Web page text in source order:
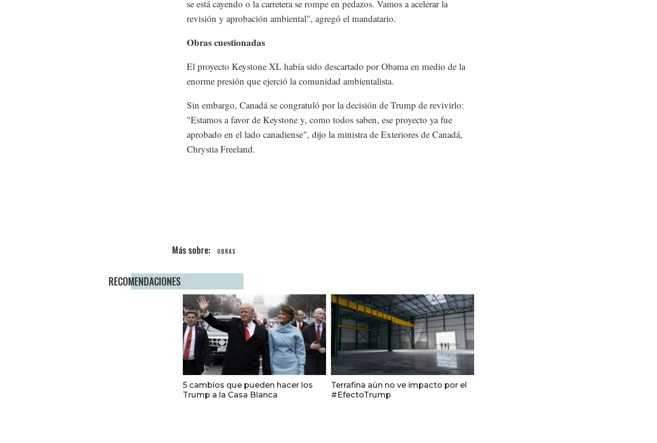
se está cayendo o la carretera se rompe en pedazos. Vamos a acelerar la
revisión y aprobación ambiental", agregó el mandatario.
Obras cuestionadas
El proyecto Keystone XL había sido descartado por Obama en medio de la
enorme presión que ejerció la comunidad ambientalista.
Sin embargo, Canadá se congratuló por la decisión de Trump de revivirlo:
"Estamos a favor de Keystone y, como todos saben, ese proyecto ya fue
aprobado en el lado canadiense", dijo la ministra de Exteriores de Canadá,
Chrystia Freeland.
OBRAS
RECOMENDACIONES
5 cambios que pueden hacer los
Trump a la Casa Blanca
Terrafina aún no ve impacto por el
#EfectoTrump